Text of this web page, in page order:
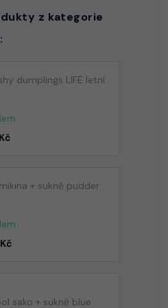
z kategorie
:
dumplings LIFE letní
+ sukně pudder
sako + sukně blue